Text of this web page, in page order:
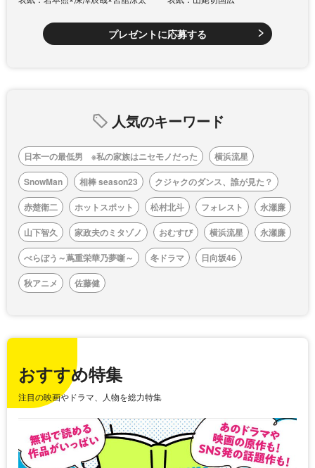
プレゼントに応募する
人気のキーワード
日本一の最低男 ※私の家族はニセモノだった
横浜流星
SnowMan
相棒 season23
クジャクのダンス、誰が見た？
赤楚衛二
ホットスポット 松村北斗 フォレスト
永瀬廉
山下智久
家政夫のミタゾノ おむすび 横浜流星
永瀬廉
べらぼう～蔦重栄華乃夢噺～
冬ドラマ
日向坂46
秋アニメ
佐藤健
おすすめ特集
注目の映画やドラマ、人物を総力特集